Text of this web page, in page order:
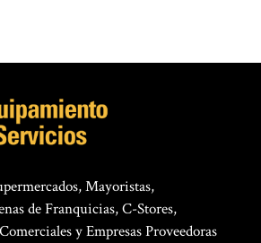
Mayoristas,
de Franquicias, C-Stores,
y Empresas Proveedoras